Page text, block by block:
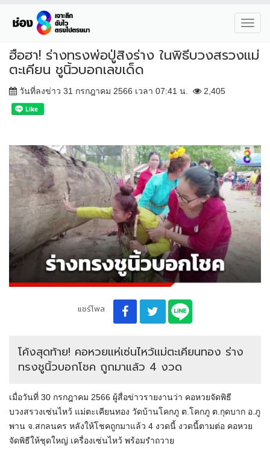
ฮือฮา! ร่างทรงพ่อปู่สิงร่าง ในพิธีบวงสรวงแม่
ตะเคียน ชูนิ้วบอกเลขเด็ด
วันที่ลงข่าว 31 กรกฎาคม 2566 เวลา 07:41 น. 2,405
แชร์โพส
โค้งสุดท้าย! คอหวยแห่เซ่นไหว้แม่ตะเคียนทอง ร่าง
ทรงชูนิ้วบอกโชค ถูกมาแล้ว 4 งวด
เมื่อวันที่ 30 กรกฎาคม 2566 ผู้สื่อข่าวรายงานว่า คอหวยจัดพิธี
บวงสรวงเซ่นไหว้ แม่ตะเคียนทอง วัดบ้านโคกภู ต.โคกภู ต.กุดบาก อ.ภู
พาน จ.สกลนคร หลังให้โชคถูกมาแล้ว 4 งวดนี้ งวดนี้ตามต่อ คอหวย
จัดพิธีให้ชุดใหญ่ เครื่องเซ่นไหว้ พร้อมรำถวาย